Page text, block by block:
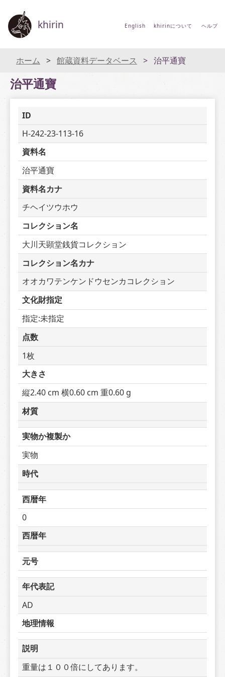
khirin English khirinについて ヘルプ
ホーム 館蔵資料データベース 治平通寶
治平通寶
ID
H-242-23-113-16
資料名
治平通寶
資料名カナ
チヘイツウホウ
コレクション名
大川天顕堂銭貨コレクション
コレクション名カナ
オオカワテンケンドウセンカコレクション
文化財指定
指定:未指定
点数
1枚
大きさ
縦2.40 cm 横0.60 cm 重0.60 g
材質
実物か複製か
実物
時代
西暦年
0
西暦年
元号
年代表記
AD
地理情報
説明
重量は１００倍にしてあります。